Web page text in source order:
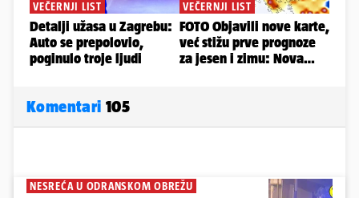
Komentari 105
NESREĆA U ODRANSKOM OBREŽU